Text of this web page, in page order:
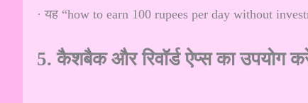
· यह “how to earn 100 rupees per day without
5. कैशबैक और रिवॉर्ड ऐप्स का उपयोग